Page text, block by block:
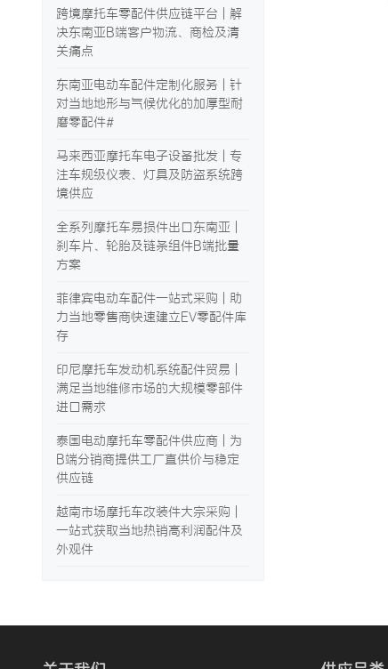
跨境摩托车零配件供应链平台 | 解
决东南亚B端客户物流、商检及清
关痛点
东南亚电动车配件定制化服务 | 针
对当地地形与气候优化的加厚型耐
磨零配件#
马来西亚摩托车电子设备批发 | 专
注车规级仪表、灯具及防盗系统跨
境供应
全系列摩托车易损件出口东南亚 |
刹车片、轮胎及链条组件B端批量
方案
菲律宾电动车配件一站式采购 | 助
力当地零售商快速建立EV零配件库
存
印尼摩托车发动机系统配件贸易 |
满足当地维修市场的大规模零部件
进口需求
泰国电动摩托车零配件供应商 | 为
B端分销商提供工厂直供价与稳定
供应链
越南市场摩托车改装件大宗采购 |
一站式获取当地热销高利润配件及
外观件